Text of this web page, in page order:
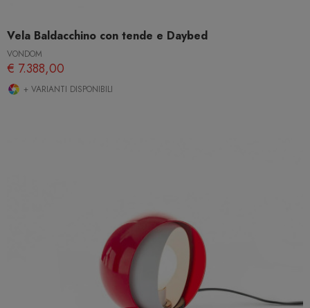
Vela Baldacchino con tende e Daybed
VONDOM
€ 7.388,00
+ VARIANTI DISPONIBILI